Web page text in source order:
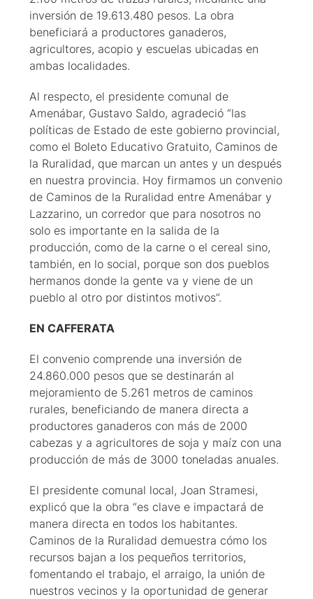
inversión de 19.613.480 pesos. La obra
beneficiará a productores ganaderos,
agricultores, acopio y escuelas ubicadas en
ambas localidades.
Al respecto, el presidente comunal de
Amenábar, Gustavo Saldo, agradeció “las
políticas de Estado de este gobierno provincial,
como el Boleto Educativo Gratuito, Caminos de
la Ruralidad, que marcan un antes y un después
en nuestra provincia. Hoy firmamos un convenio
de Caminos de la Ruralidad entre Amenábar y
Lazzarino, un corredor que para nosotros no
solo es importante en la salida de la
producción, como de la carne o el cereal sino,
también, en lo social, porque son dos pueblos
hermanos donde la gente va y viene de un
pueblo al otro por distintos motivos”.
EN CAFFERATA
El convenio comprende una inversión de
24.860.000 pesos que se destinarán al
mejoramiento de 5.261 metros de caminos
rurales, beneficiando de manera directa a
productores ganaderos con más de 2000
cabezas y a agricultores de soja y maíz con una
producción de más de 3000 toneladas anuales.
El presidente comunal local, Joan Stramesi,
explicó que la obra “es clave e impactará de
manera directa en todos los habitantes.
Caminos de la Ruralidad demuestra cómo los
recursos bajan a los pequeños territorios,
fomentando el trabajo, el arraigo, la unión de
nuestros vecinos y la oportunidad de generar